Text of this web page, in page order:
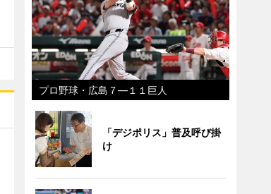
プロ野球・広島７―１１巨人
「デジポリス」普及呼び掛
け